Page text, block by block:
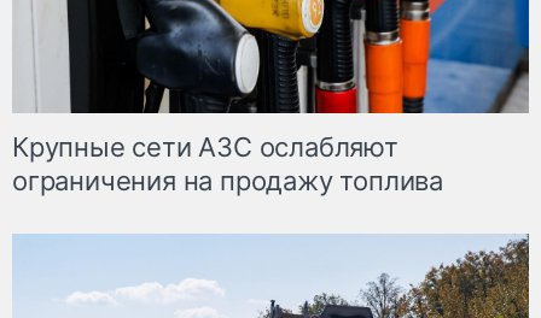
Крупные сети АЗС ослабляют
ограничения на продажу топлива